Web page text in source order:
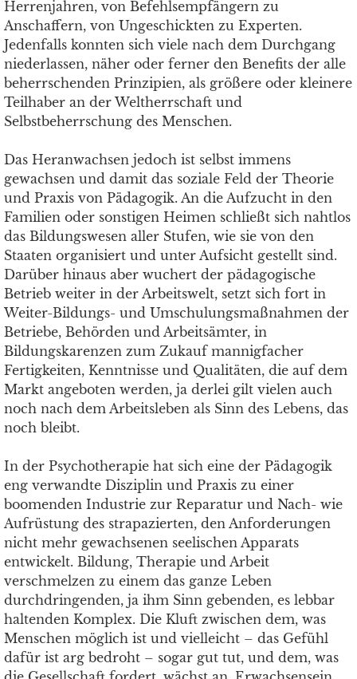
Herrenjahren, von Befehlsempfängern zu
Anschaffern, von Ungeschickten zu Experten.
Jedenfalls konnten sich viele nach dem Durchgang
niederlassen, näher oder ferner den Benefits der alle
beherrschenden Prinzipien, als größere oder kleinere
Teilhaber an der Weltherrschaft und
Selbstbeherrschung des Menschen.
Das Heranwachsen jedoch ist selbst immens
gewachsen und damit das soziale Feld der Theorie
und Praxis von Pädagogik. An die Aufzucht in den
Familien oder sonstigen Heimen schließt sich nahtlos
das Bildungswesen aller Stufen, wie sie von den
Staaten organisiert und unter Aufsicht gestellt sind.
Darüber hinaus aber wuchert der pädagogische
Betrieb weiter in der Arbeitswelt, setzt sich fort in
Weiter-Bildungs- und Umschulungsmaßnahmen der
Betriebe, Behörden und Arbeitsämter, in
Bildungskarenzen zum Zukauf mannigfacher
Fertigkeiten, Kenntnisse und Qualitäten, die auf dem
Markt angeboten werden, ja derlei gilt vielen auch
noch nach dem Arbeitsleben als Sinn des Lebens, das
noch bleibt.
In der Psychotherapie hat sich eine der Pädagogik
eng verwandte Disziplin und Praxis zu einer
boomenden Industrie zur Reparatur und Nach- wie
Aufrüstung des strapazierten, den Anforderungen
nicht mehr gewachsenen seelischen Apparats
entwickelt. Bildung, Therapie und Arbeit
verschmelzen zu einem das ganze Leben
durchdringenden, ja ihm Sinn gebenden, es lebbar
haltenden Komplex. Die Kluft zwischen dem, was
Menschen möglich ist und vielleicht – das Gefühl
dafür ist arg bedroht – sogar gut tut, und dem, was